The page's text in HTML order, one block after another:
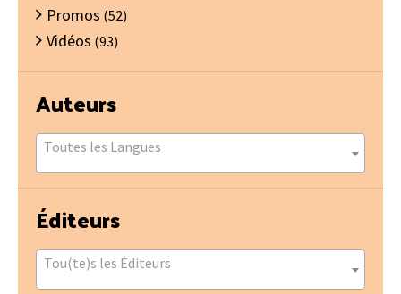
Promos (52)
Vidéos (93)
Auteurs
Toutes les Langues
Éditeurs
Tou(te)s les Éditeurs